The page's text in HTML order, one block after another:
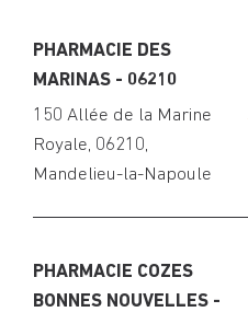
PHARMACIE DES
MARINAS - 06210
150 Allée de la Marine
Royale, 06210,
Mandelieu-la-Napoule
PHARMACIE COZES
BONNES NOUVELLES -